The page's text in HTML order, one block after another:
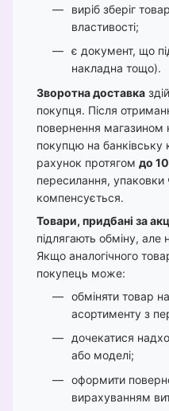
виріб зберіг
властивості;
є документ, що
накладна тощо).
Зворотна доставка
покупця. Після
повернення магазином
покупцю на банківську
рахунок протягом до
пересилання, упаковки
компенсується.
Товари, придбані за
підлягають обміну, але
Якщо аналогічного
покупець може:
обміняти товар
асортименту з
дочекатися
або моделі;
оформити
вирахуванням